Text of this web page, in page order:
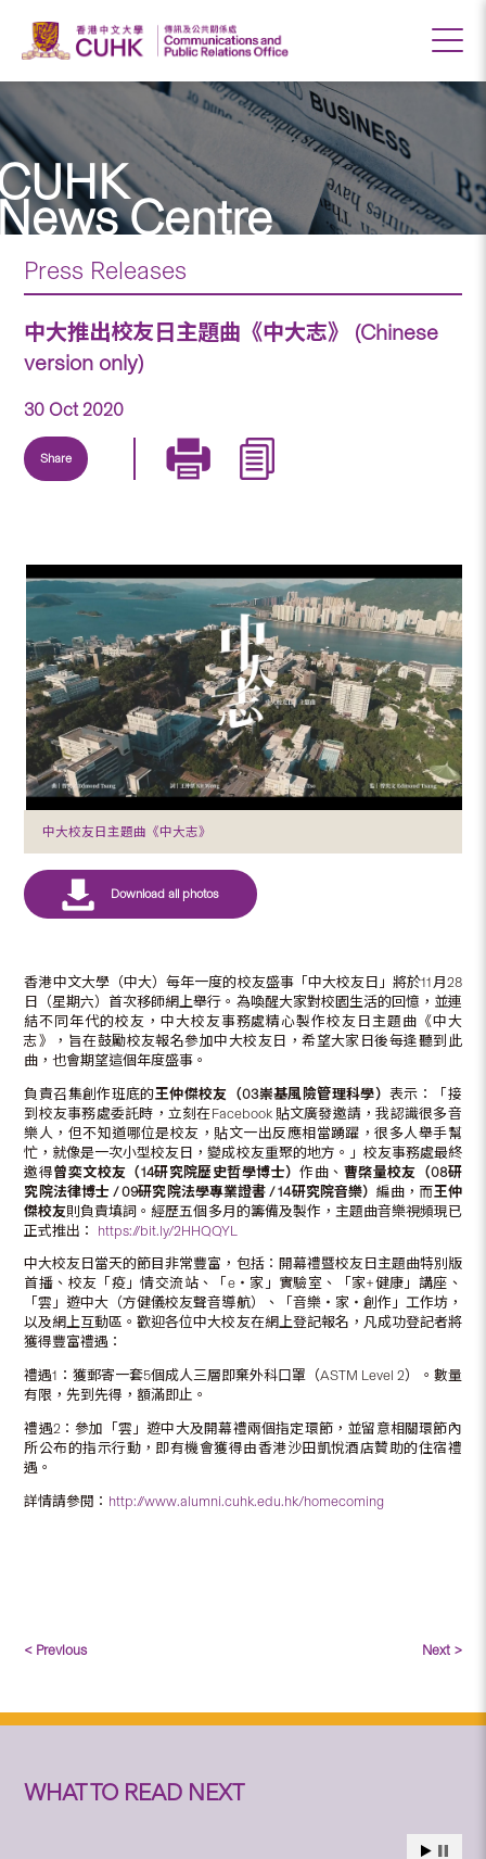
Centre
Press Releases
中大推出校友日主題曲《中大志》 (Chinese
version only)
30 Oct 2020
Share
中大校友日主題曲《中大志》
香港中文大學（中大）每年一度的校友盛事「中大校友日」將於11月28
日（星期六）首次移師網上舉行。為喚醒大家對校園生活的回憶，並連
結不同年代的校友，中大校友事務處精心製作校友日主題曲《中大
志》，旨在鼓勵校友報名參加中大校友日，希望大家日後每逢聽到此
曲，也會期望這個年度盛事。
負責召集創作班底的王仲傑校友 （03崇基風險管理科學）表示：「接
到校友事務處委託時，立刻在Facebook 貼文廣發邀請，我認識很多音
樂人，但不知道哪位是校友，貼文一出反應相當踴躍，很多人舉手幫
忙，就像是一次小型校友日，變成校友重聚的地方。」校友事務處最終
邀得曾奕文校友 （14研究院歷史哲學博士）作曲、 曹棨量校友 （08研
究院法律博士 / 09研究院法學專業證書 / 14研究院音樂）編曲，而王仲
傑校友則負責填詞。經歷五個多月的籌備及製作，主題曲音樂視頻現已
正式推出： https://bit.ly/2HHQQYL
中大校友日當天的節目非常豐富，包括：開幕禮暨校友日主題曲特別版
首播、校友「疫」情交流站、「e‧家」實驗室、「家+健康」講座、
「雲」遊中大（方健儀校友聲音導航）、「音樂‧家‧創作」工作坊，
以及網上互動區。歡迎各位中大校友在網上登記報名，凡成功登記者將
獲得豐富禮遇：
禮遇1：獲郵寄一套5個成人三層即棄外科口罩（ASTM Level 2）。數量
有限，先到先得，額滿即止。
禮遇2：參加「雲」遊中大及開幕禮兩個指定環節，並留意相關環節內
所公布的指示行動，即有機會獲得由香港沙田凱悅酒店贊助的住宿禮
遇。
詳情請參閱： http://www.alumni.cuhk.edu.hk/homecoming
< Previous Next >
WHAT TO READ NEXT